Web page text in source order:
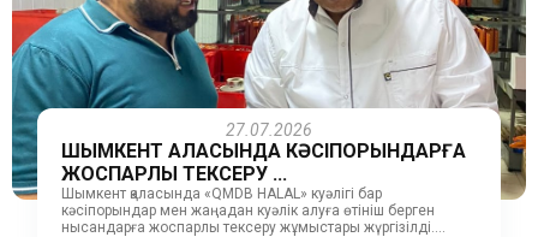
27.07.2026
ШЫМКЕНТ ҚАЛАСЫНДА КӘСІПОРЫНДАРҒА
ЖОСПАРЛЫ ТЕКСЕРУ ...
Шымкент қаласында «QMDB HALAL» куәлігі бар
кәсіпорындар мен жаңадан куәлік алуға өтініш берген
нысандарға жоспарлы тексеру жұмыстары жүргізілді.